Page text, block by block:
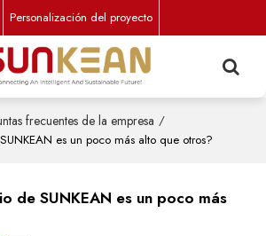
Personalización del proyecto
frecuentes de la empresa /
es un poco más alto que otros?
de SUNKEAN es un poco más